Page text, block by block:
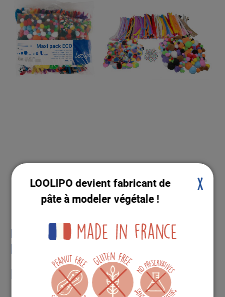
X
LOOLIPO devient fabricant de
pâte à modeler végétale !
MAXI PACK CHENILLES, YEUX
MOBILES & POMPONS - XXL
L605905